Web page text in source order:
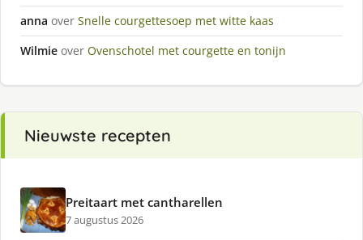
anna over Snelle courgettesoep met witte kaas
Wilmie over Ovenschotel met courgette en tonijn
Nieuwste recepten
Preitaart met cantharellen
7 augustus 2026